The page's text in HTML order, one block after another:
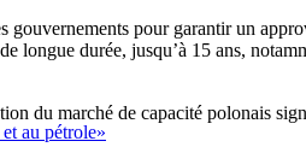
gouvernements pour garantir un
longue durée, jusqu’à 15 ans,
au pétrole»
du marché de capacité polonais